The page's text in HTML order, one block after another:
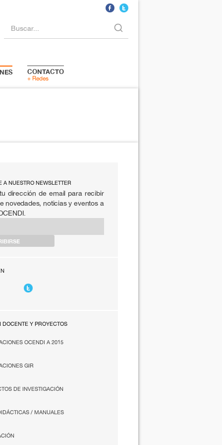
Buscar...
CONTACTO
+ Redes
A NUESTRO NEWSLETTER
dirección de email para recibir
novedades, noticias y eventos a
DOCENTE Y PROYECTOS
OCENDI A 2015
GIR
DE INVESTIGACIÓN
/ MANUALES